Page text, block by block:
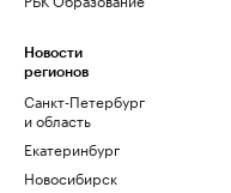
Новости
регионов
Санкт-Петербург
и область
Екатеринбург
Новосибирск